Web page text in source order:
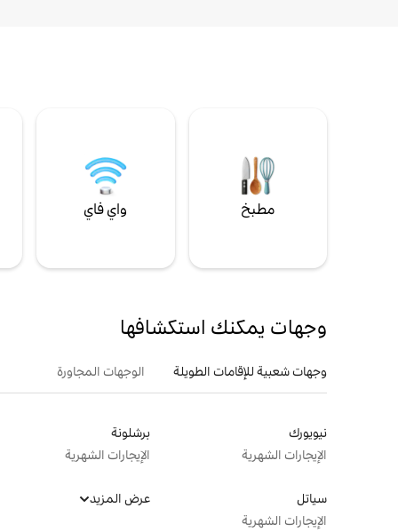
مطبخ واي فاي
وجهات يمكنك استكشافها
وجهات شعبية للإقامات الطويلة الوجهات المجاورة
نيويورك
الإيجارات الشهرية
برشلونة
الإيجارات الشهرية
سياتل
الإيجارات الشهرية
عرض المزيد